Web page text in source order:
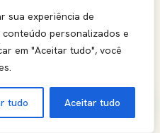
sua experiência de
personalizados e
em "Aceitar tudo", você
tudo Aceitar tudo
redonda 8 peças